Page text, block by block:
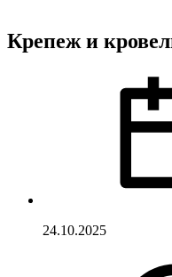
Крепеж и
24.10.2025